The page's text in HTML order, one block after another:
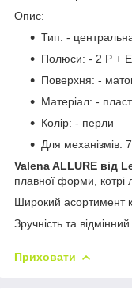
Опис:
Тип: -
Полюси: - 2 P + E
Поверхня: -
Матеріал: -
Колір: - перли
Для механізмів:
Valena ALLURE від
плавної форми, котрі
Широкий асортимент
Зручність та
Приховати